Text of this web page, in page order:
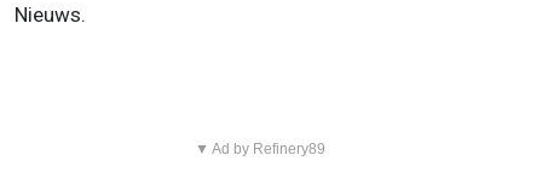
Nieuws.
▼ Ad by Refinery89